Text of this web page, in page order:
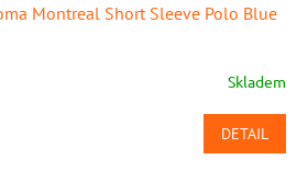
Montreal Short Sleeve Polo Blue
Skladem
DETAIL